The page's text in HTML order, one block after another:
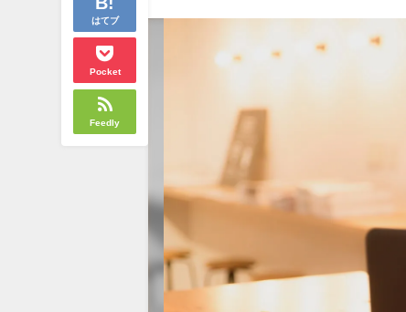
はてブ
Pocket
Feedly